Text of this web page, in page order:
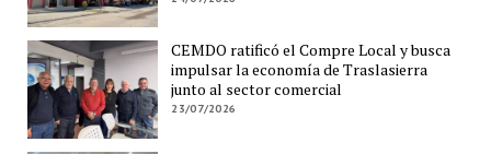
CEMDO ratificó el Compre Local y busca
impulsar la economía de Traslasierra
junto al sector comercial
23/07/2026